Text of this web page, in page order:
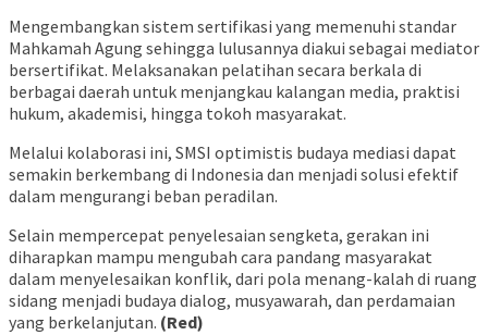
Mengembangkan sistem sertifikasi yang memenuhi standar
Mahkamah Agung sehingga lulusannya diakui sebagai mediator
bersertifikat. Melaksanakan pelatihan secara berkala di
berbagai daerah untuk menjangkau kalangan media, praktisi
hukum, akademisi, hingga tokoh masyarakat.
Melalui kolaborasi ini, SMSI optimistis budaya mediasi dapat
semakin berkembang di Indonesia dan menjadi solusi efektif
dalam mengurangi beban peradilan.
Selain mempercepat penyelesaian sengketa, gerakan ini
diharapkan mampu mengubah cara pandang masyarakat
dalam menyelesaikan konflik, dari pola menang-kalah di ruang
sidang menjadi budaya dialog, musyawarah, dan perdamaian
yang berkelanjutan. (Red)